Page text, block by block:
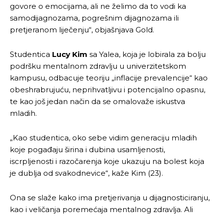
govore o emocijama, ali ne želimo da to vodi ka
samodijagnozama, pogrešnim dijagnozama ili
pretjeranom liječenju“, objašnjava Gold.
Studentica Lucy Kim sa Yalea, koja je lobirala za bolju
podršku mentalnom zdravlju u univerzitetskom
kampusu, odbacuje teoriju „inflacije prevalencije“ kao
obeshrabrujuću, neprihvatljivu i potencijalno opasnu,
te kao još jedan način da se omalovaže iskustva
mladih.
„Kao studentica, oko sebe vidim generaciju mladih
koje pogađaju širina i dubina usamljenosti,
iscrpljenosti i razočarenja koje ukazuju na bolest koja
je dublja od svakodnevice“, kaže Kim (23).
Ona se slaže kako ima pretjerivanja u dijagnosticiranju,
kao i veličanja poremećaja mentalnog zdravlja. Ali